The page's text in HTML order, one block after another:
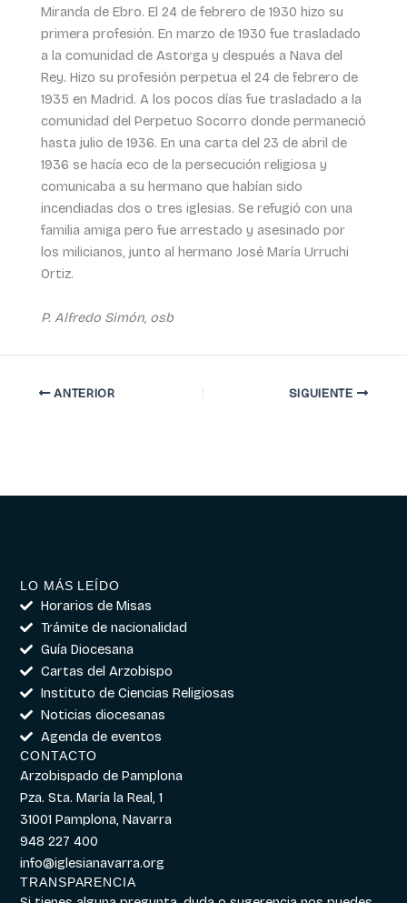
Miranda de Ebro. El 24 de febrero de 1930 hizo su
primera profesión. En marzo de 1930 fue trasladado
a la comunidad de Astorga y después a Nava del
Rey. Hizo su profesión perpetua el 24 de febrero de
1935 en Madrid. A los pocos días fue trasladado a la
comunidad del Perpetuo Socorro donde permaneció
hasta julio de 1936. En una carta del 23 de abril de
1936 se hacía eco de la persecución religiosa y
comunicaba a su hermano que habían sido
incendiadas dos o tres iglesias. Se refugió con una
familia amiga pero fue arrestado y asesinado por
los milicianos, junto al hermano José María Urruchi
Ortiz.
P. Alfredo Simón, osb
ANTERIOR SIGUIENTE
LO MÁS LEÍDO
Horarios de Misas
Trámite de nacionalidad
Guía Diocesana
Cartas del Arzobispo
Instituto de Ciencias Religiosas
Noticias diocesanas
Agenda de eventos
CONTACTO
Arzobispado de Pamplona
Pza. Sta. María la Real, 1
31001 Pamplona, Navarra
948 227 400
info@iglesianavarra.org
TRANSPARENCIA